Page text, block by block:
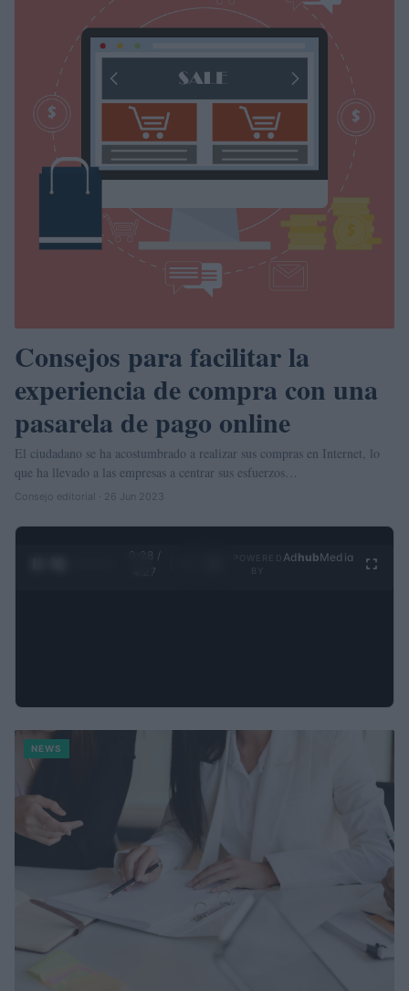
Consejos para facilitar la
experiencia de compra con una
pasarela de pago online
El ciudadano se ha acostumbrado a realizar sus compras en Internet, lo
que ha llevado a las empresas a centrar sus esfuerzos…
Consejo editorial · 26 Jun 2023
0:29 /
4:27
Ad hubMedia
NEWS